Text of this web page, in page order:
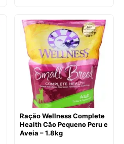
Ração Wellness Complete
Health Cão Pequeno Peru e
Aveia – 1.8kg